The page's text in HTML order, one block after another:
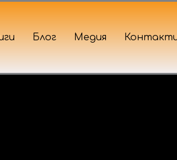
Блог Медия